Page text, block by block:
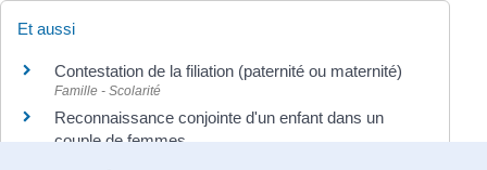
Et aussi
Contestation de la filiation (paternité ou maternité)
Famille - Scolarité
Reconnaissance conjointe d'un enfant dans un
couple de femmes